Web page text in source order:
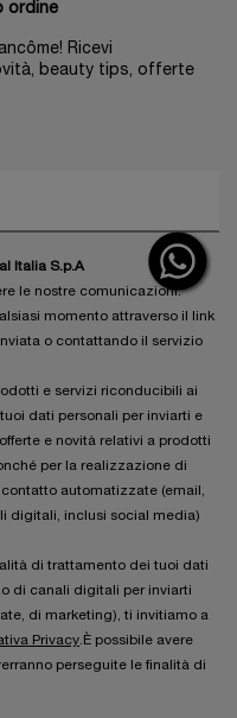
ordine
Ricevi
beauty tips, offerte
Italia S.p.A
le nostre comunicazioni.
momento attraverso il link
o contattando il servizio
e servizi riconducibili ai
dati personali per inviarti e
e novità relativi a prodotti
per la realizzazione di
automatizzate (email,
digitali, inclusi social media)
di trattamento dei tuoi dati
di canali digitali per inviarti
di marketing), ti invitiamo a
Privacy.È possibile avere
perseguite le finalità di